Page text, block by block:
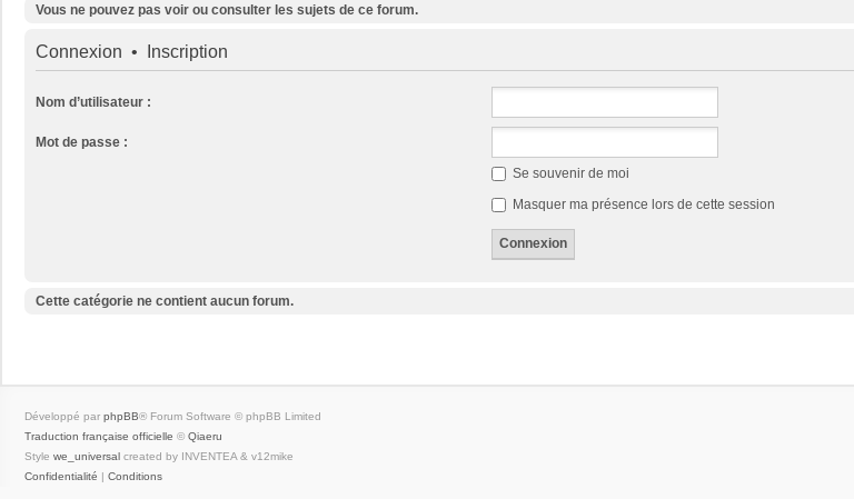
Vous ne pouvez pas voir ou consulter les sujets de ce forum.
Connexion • Inscription
Nom d’utilisateur :
Mot de passe :
Se souvenir de moi
Masquer ma présence lors de cette session
Cette catégorie ne contient aucun forum.
Développé par phpBB® Forum Software © phpBB Limited
Traduction française officielle © Qiaeru
Style we_universal created by INVENTEA & v12mike
Confidentialité | Conditions